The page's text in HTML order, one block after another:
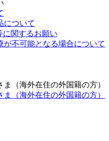
について
に関するお願い
が不可能となる場合について
（海外在住の外国籍の方）
（海外在住の外国籍の方）